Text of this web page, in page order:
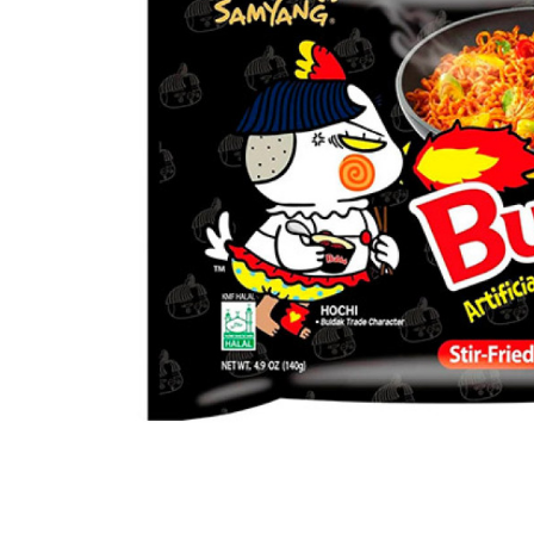
Вермут
Текіла
Слабоалкогольні
напої
Крупи
Соуси
Консервація
Східна кухня
Снеки та
Харчові
інгредієнти
Рослинна
Борошно та
висівки
Подарункові